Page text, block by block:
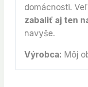
domácnosti.
zabaliť aj ten
navyše.
Výrobca: Môj